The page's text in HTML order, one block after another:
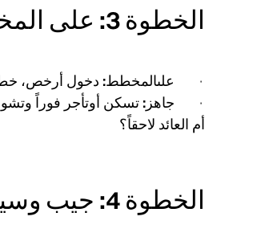
الخطوة 3: على المخطط ولا جاهز؟
· علىالمخطط: دخول أرخص، خطط
· جاهز: تسكن أوتأجر فوراً
أم العائد لاحقاً؟
الخطوة 4: جيب وسيط شاطر/مطور موثوق